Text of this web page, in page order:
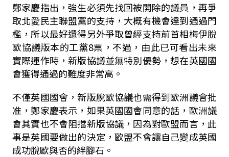
鄭家慶指出，強生必須先找回被開除的議員，再爭
取北愛民主聯盟黨的支持，大概有機會達到通過門
檻，所以最好還得另外爭取曾經支持前首相梅伊脫
歐協議版本的工黨8票，不過，由此已可看出未來
實際運作時，新版協議並無特別優勢，想在英國國
會獲得通過的難度非常高。
不僅英國國會，新版脫歐協議也需得到歐洲議會批
准，鄭家慶表示，如果英國國會同意的話，歐洲議
會其實也不會阻擋新版協議，因為對歐盟而言，此
事是英國要做出的決定，歐盟不會讓自己變成英國
成功脫歐與否的絆腳石。